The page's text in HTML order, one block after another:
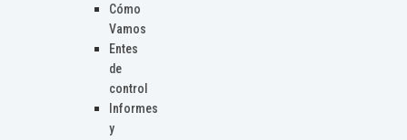
Cómo
Vamos
Entes
de
control
Informes
y